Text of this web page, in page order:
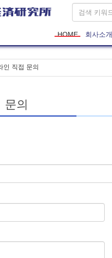
HOME 회사소개
인 직접 문의
문의